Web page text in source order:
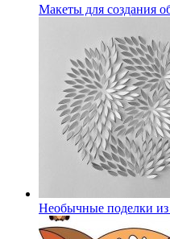
Макеты для создания
Необычные поделки из